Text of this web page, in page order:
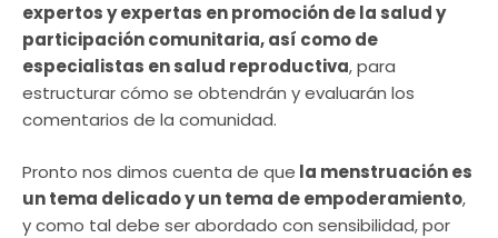
expertos y expertas en promoción de la salud y
participación comunitaria, así como de
especialistas en salud reproductiva, para
estructurar cómo se obtendrán y evaluarán los
comentarios de la comunidad.
Pronto nos dimos cuenta de que la menstruación es
un tema delicado y un tema de empoderamiento,
y como tal debe ser abordado con sensibilidad, por